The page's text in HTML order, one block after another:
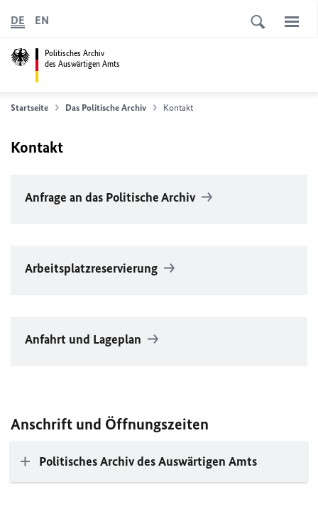
Politisches Archiv
des Auswärtigen Amts
DE EN
Startseite Das Politische Archiv Kontakt
Kontakt
Anfrage an das Politische Archiv
Arbeitsplatzreservierung
Anfahrt und Lageplan
Anschrift und Öffnungszeiten
Politisches Archiv des Auswärtigen Amts